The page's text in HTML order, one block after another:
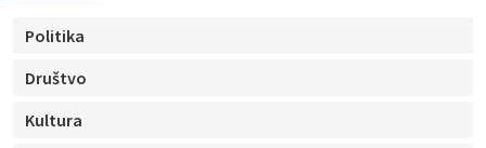
Politika
Društvo
Kultura